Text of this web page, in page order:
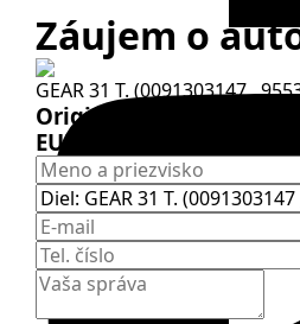
Záujem o
GEAR 31 T. (0091303147 ,
Originál diel:
EURORICAMBI: